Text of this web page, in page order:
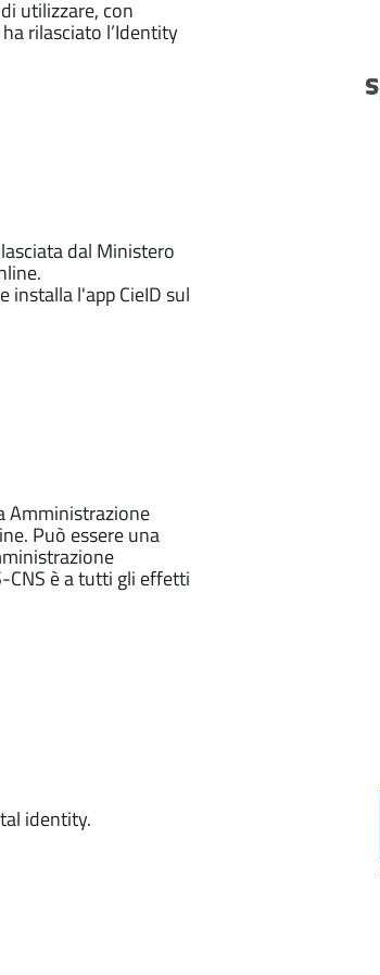
utilizzare, con
rilasciato l’Identity
dal Ministero
e installa l'app CieID sul
Amministrazione
Può essere una
CNS è a tutti gli effetti
identity.